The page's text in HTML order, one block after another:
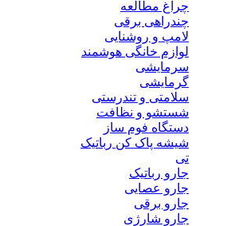
چراغ مطالعه
چندراهی برقی
لامپ و روشنایی
لوازم خانگی هوشمند
سرمایشی
گرمایشی
سلامتی و تندرستی
شستشو و نظافت
دستگاه فوم ساز
شیشه پاک کن رباتیک
تی
جارو رباتیک
جارو عصایی
جارو برقی
جارو شارژی